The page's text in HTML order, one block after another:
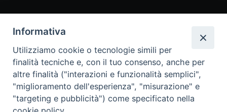
86170 Isernia
086550849
segreteria@diocesiiserniavenafro.it
I nostri social
Informativa
Utilizziamo cookie o tecnologie simili per
finalità tecniche e, con il tuo consenso, anche per
altre finalità ("interazioni e funzionalità semplici",
"miglioramento dell'esperienza", "misurazione" e
"targeting e pubblicità") come specificato nella